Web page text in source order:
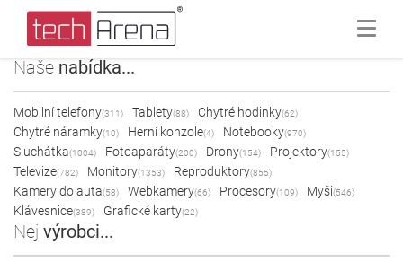
Naše nabídka...
Mobilní telefony(311) Tablety(88) Chytré hodinky(62)
Chytré náramky(10) Herní konzole(4) Notebooky(970)
Sluchátka(1004) Fotoaparáty(200) Drony(154) Projektory(155)
Televize(782) Monitory(1353) Reproduktory(855)
Kamery do auta(58) Webkamery(66) Procesory(109) Myši(546)
Klávesnice(389) Grafické karty(22)
Nej výrobci...